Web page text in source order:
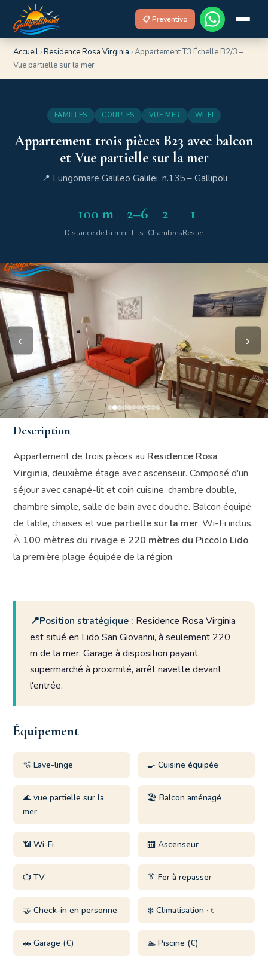
📋 Preventivo
Accueil›Residence Rosa Virginia ›Appartement T3 Échelle B2/3 –
Vue partielle sur la mer
FAMILLES COUPLES VUE MER WI-FI
Appartement trois pièces B23 avec balcon
et Vue partielle sur la mer
📍 Lungomare Galileo Galilei, n.135 – Gallipoli
100 m
Distance de la mer
2–6
Lits
2
Chambres
1
Rester
‹ ›
Description
Appartement de trois pièces au Residence Rosa
Virginia, deuxième étage avec ascenseur. Composé d'un
séjour avec canapé-lit et coin cuisine, chambre double,
chambre simple, salle de bain avec douche. Balcon équipé
de table, chaises etvue partielle sur la mer. Wi-Fi inclus.
À 100 mètres du rivagee 220 mètres du Piccolo Lido,
la première plage équipée de la région.
📍Position stratégique : Residence Rosa Virginia
est situé en Lido San Giovanni, à seulement 220
m de la mer. Garage à disposition payant,
supermarché à proximité, arrêt navette devant
l'entrée.
Équipement
🫧 Lave-linge 🍳 Cuisine équipée
🌊 vue partielle sur la
mer
🏖️ Balcon aménagé
📶 Wi-Fi 🛗 Ascenseur
📺 TV 👔 Fer à repasser
🤝 Check-in en personne ❄️ Climatisation · €
🚗 Garage (€) 🏊 Piscine (€)